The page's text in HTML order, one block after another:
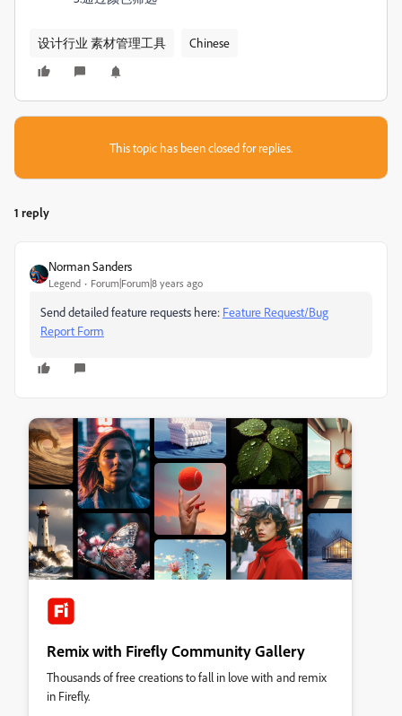
设计行业 素材管理工具 Chinese
This topic has been closed for replies.
1 reply
Norman Sanders
Legend Forum|Forum|8 years ago
Send detailed feature requests here: Feature Request/Bug
Report Form
Remix with Firefly Community Gallery
Thousands of free creations to fall in love with and remix
in Firefly.